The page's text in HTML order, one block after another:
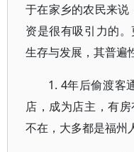
于在家乡的农民来
资是很有吸引力的
生存与发展，其普遍
1. 4年后偷渡客
店，成为店主，有
不在，大多都是福州